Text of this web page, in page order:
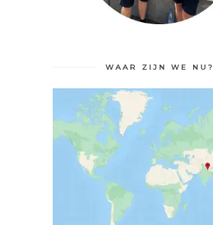
WAAR ZIJN WE NU?